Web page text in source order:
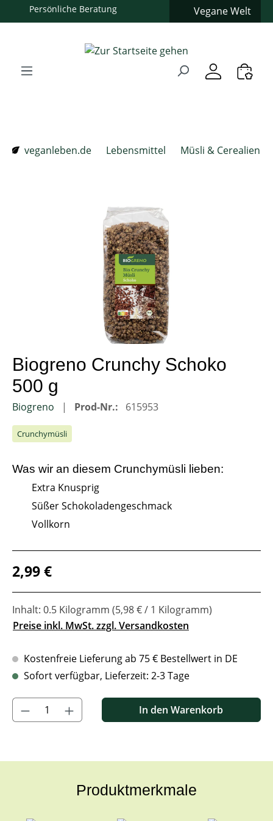
Zum Hauptinhalt springen
Zur Hauptnavigation springen
Vegane Welt
veganleben.de
Lebensmittel Müsli & Cerealien
Bildergalerie überspringen
Biogreno Crunchy Schoko
500 g
Biogreno Prod-Nr.: 615953
Crunchymüsli
Was wir an diesem Crunchymüsli lieben:
Extra Knusprig
Süßer Schokoladengeschmack
Vollkorn
Regulärer Preis:
2,99 €
Inhalt: 0.5 Kilogramm (5,98 € / 1 Kilogramm)
Preise inkl. MwSt. zzgl. Versandkosten
Kostenfreie Lieferung ab 75 € Bestellwert in DE
Sofort verfügbar, Lieferzeit: 2-3 Tage
Produkt Anzahl: Gib den gewünschten Wert ein oder benutze
In den Warenkorb
Produktmerkmale